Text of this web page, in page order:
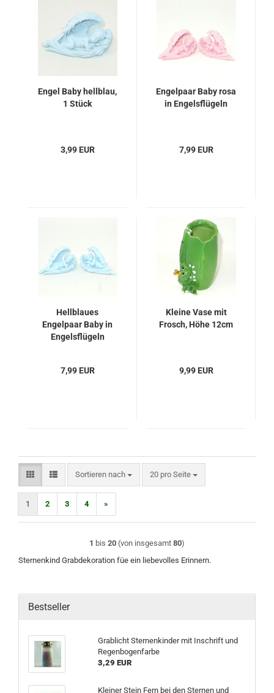
Engel Baby hellblau,
1 Stück
3,99 EUR
Engelpaar Baby rosa
in Engelsflügeln
7,99 EUR
Hellblaues
Engelpaar Baby in
Engelsflügeln
7,99 EUR
Kleine Vase mit
Frosch, Höhe 12cm
9,99 EUR
Sortieren nach
Sortieren nach 20 pro Seite
pro Seite
1 2 3 4 »
1 bis 20 (von insgesamt 80)
Sternenkind Grabdekoration füe ein liebevolles Erinnern.
Bestseller
Grablicht Sternenkinder mit Inschrift und
Regenbogenfarbe
3,29 EUR
Kleiner Stein Fern bei den Sternen und